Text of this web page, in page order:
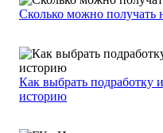
Сколько можно получать
Как выбрать подработку
историю